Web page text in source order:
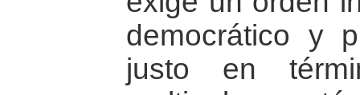
democrático y
justo en